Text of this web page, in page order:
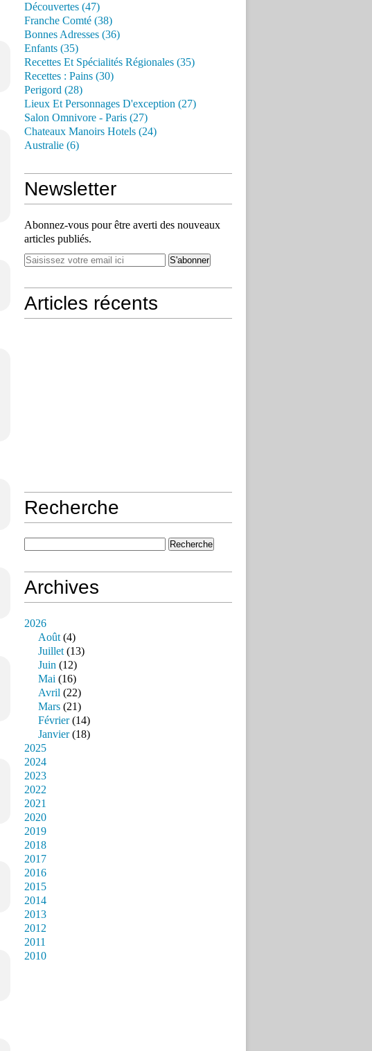
Découvertes (47)
Franche Comté (38)
Bonnes Adresses (36)
Enfants (35)
Recettes Et Spécialités Régionales (35)
Recettes : Pains (30)
Perigord (28)
Lieux Et Personnages D'exception (27)
Salon Omnivore - Paris (27)
Chateaux Manoirs Hotels (24)
Australie (6)
Newsletter
Abonnez-vous pour être averti des nouveaux
articles publiés.
Articles récents
Recherche
Archives
2026
Août(4)
Juillet(13)
Juin (12)
Mai (16)
Avril (22)
Mars (21)
Février(14)
Janvier(18)
2025
2024
2023
2022
2021
2020
2019
2018
2017
2016
2015
2014
2013
2012
2011
2010